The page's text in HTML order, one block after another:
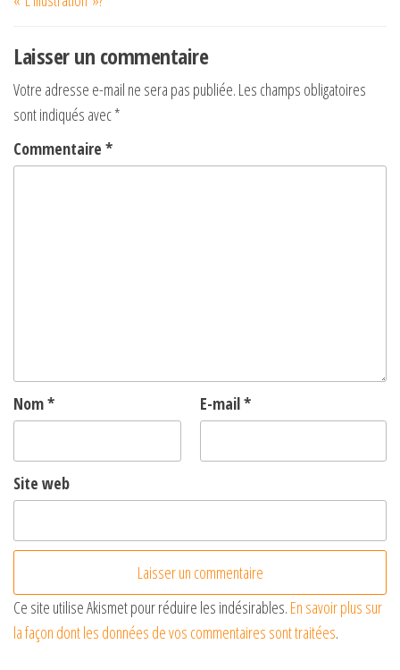
Laisser un commentaire
Votre adresse e-mail ne sera pas publiée. Les champs obligatoires
sont indiqués avec*
Commentaire *
Nom* E-mail*
Site web
Ce site utilise Akismet pour réduire les indésirables. En savoir plus sur
la façon dont les données de vos commentaires sont traitées.